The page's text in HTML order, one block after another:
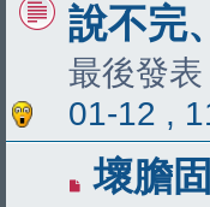
說不完
最後發表
01-12 ,
壞膽